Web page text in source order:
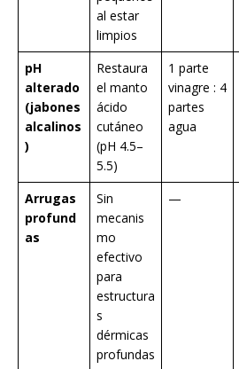
al estar
limpios
pH
alterado
(jabones
alcalinos
)
Restaura
el manto
ácido
cutáneo
(pH 4.5–
5.5)
1 parte
vinagre : 4
partes
agua
Arrugas
profund
as
Sin
mecanis
mo
efectivo
para
estructura
s
dérmicas
profundas
—